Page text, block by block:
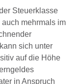
Steuerklasse
auch mehrmals im
sich unter
auf die Höhe
in Anspruch